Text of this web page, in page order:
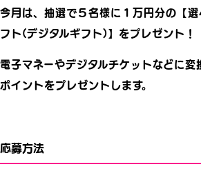
今月は、抽選で５名様に１万円分の【選
フト(デジタルギフト)】をプレゼント！
電子マネーやデジタルチケットなどに変
ポイントをプレゼントします。
応募方法